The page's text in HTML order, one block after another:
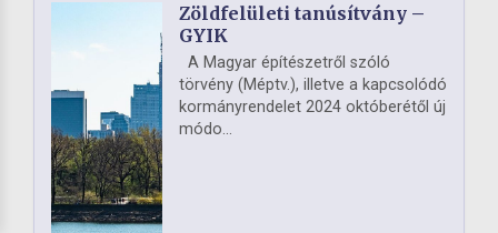
Zöldfelületi tanúsítvány –
GYIK
A Magyar építészetről szóló
törvény (Méptv.), illetve a kapcsolódó
kormányrendelet 2024 októberétől új
módo...